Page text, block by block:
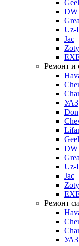
DW
Uz-
Jac
Ремонт и
УАЗ
DW
Uz-
Jac
Ремонт
УАЗ